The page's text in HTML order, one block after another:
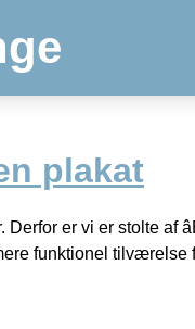
plakat
er vi er stolte af
funktionel tilværelse